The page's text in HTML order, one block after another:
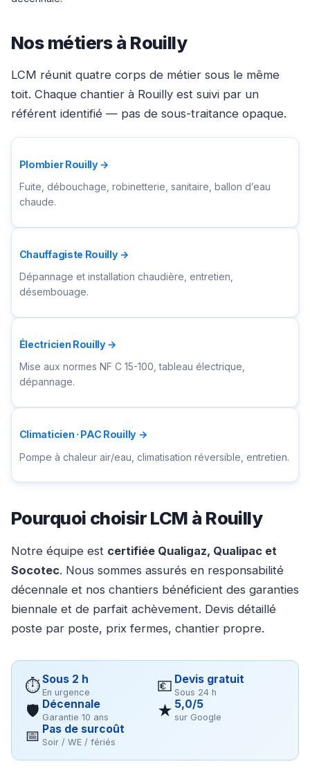
Nos métiers à Rouilly
LCM réunit quatre corps de métier sous le même
toit. Chaque chantier à Rouilly est suivi par un
référent identifié — pas de sous-traitance opaque.
Plombier Rouilly →
Fuite, débouchage, robinetterie, sanitaire, ballon d’eau
chaude.
Chauffagiste Rouilly →
Dépannage et installation chaudière, entretien,
désembouage.
Électricien Rouilly →
Mise aux normes NF C 15-100, tableau électrique,
dépannage.
Climaticien · PAC Rouilly →
Pompe à chaleur air/eau, climatisation réversible, entretien.
Pourquoi choisir LCM à Rouilly
Notre équipe est certifiée Qualigaz, Qualipac et
Socotec. Nous sommes assurés en responsabilité
décennale et nos chantiers bénéficient des garanties
biennale et de parfait achèvement. Devis détaillé
poste par poste, prix fermes, chantier propre.
⏱Sous 2 h
En urgence 💶 Devis gratuit
Sous 24 h
🛡 Décennale
Garantie 10 ans ★ 5,0/5
sur Google
📅 Pas de surcoût
Soir / WE / fériés